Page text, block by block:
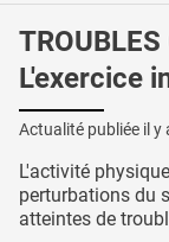
TROUBLES
L'exercice
Actualité publiée il y
L'activité
perturbations du
atteintes de